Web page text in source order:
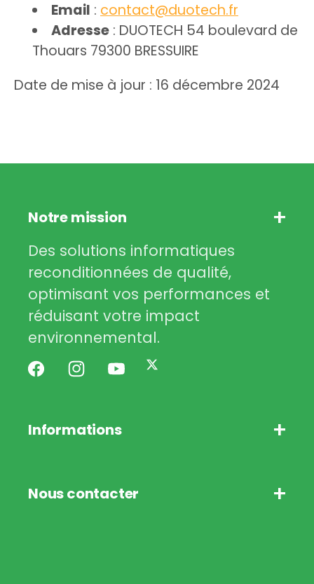
Email : contact@duotech.fr
Adresse : DUOTECH 54 boulevard de
Thouars 79300 BRESSUIRE
Date de mise à jour : 16 décembre 2024
Notre mission
Des solutions informatiques
reconditionnées de qualité,
optimisant vos performances et
réduisant votre impact
environnemental.
FacebookInstagramYouTubeTwitter
Informations
Nous contacter